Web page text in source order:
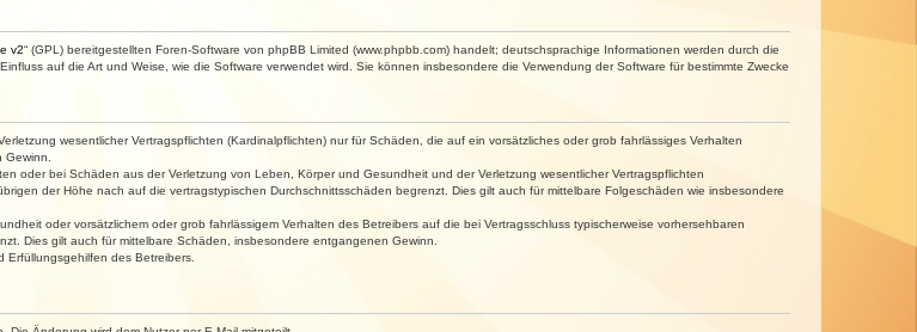
v2“ (GPL) bereitgestellten Foren-Software von phpBB Limited (www.phpbb.com) handelt; deutschsprachige Informationen werden durch die
auf die Art und Weise, wie die Software verwendet wird. Sie können insbesondere die Verwendung der Software für bestimmte Zwecke
wesentlicher Vertragspflichten (Kardinalpflichten) nur für Schäden, die auf ein vorsätzliches oder grob fahrlässiges Verhalten
oder bei Schäden aus der Verletzung von Leben, Körper und Gesundheit und der Verletzung wesentlicher Vertragspflichten
der Höhe nach auf die vertragstypischen Durchschnittsschäden begrenzt. Dies gilt auch für mittelbare Folgeschäden wie insbesondere
oder vorsätzlichem oder grob fahrlässigem Verhalten des Betreibers auf die bei Vertragsschluss typischerweise vorhersehbaren
Dies gilt auch für mittelbare Schäden, insbesondere entgangenen Gewinn.
des Betreibers.